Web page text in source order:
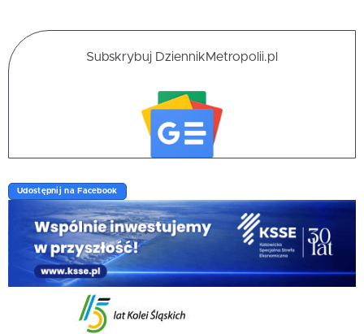
Subskrybuj DziennikMetropolii.pl
Udostępnij na Facebook